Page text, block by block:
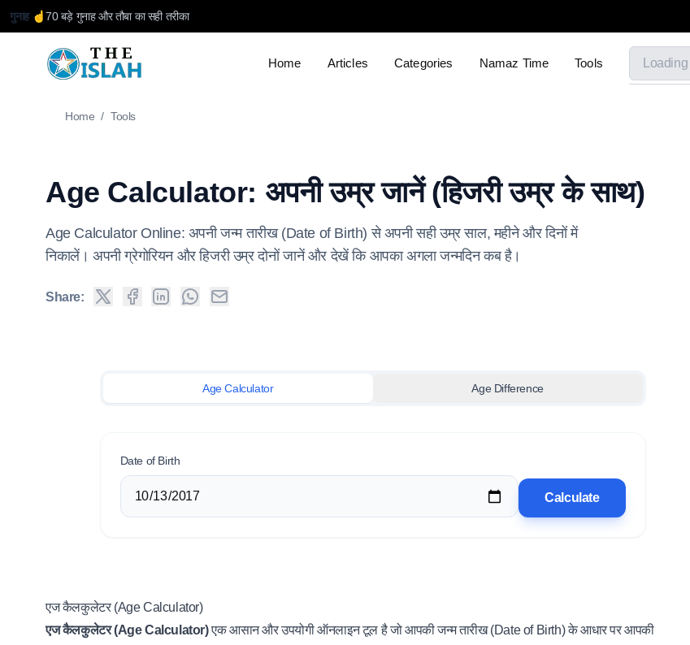
गुनाह ☝️70 बड़े गुनाह और तौबा का सही तरीका
Home Articles Categories Namaz Time Tools
Home / Tools
Age Calculator: अपनी उम्र जानें (हिजरी उम्र के साथ)
Age Calculator Online: अपनी जन्म तारीख (Date of Birth) से अपनी सही उम्र साल, महीने और दिनों में
निकालें। अपनी ग्रेगोरियन और हिजरी उम्र दोनों जानें और देखें कि आपका अगला जन्मदिन कब है।
Share:
Age Calculator Age Difference
Date of Birth
Calculate
एज कैलकुलेटर (Age Calculator)
एज कैलकुलेटर (Age Calculator)एक आसान और उपयोगी ऑनलाइन टूल है जो आपकी जन्म तारीख (Date of Birth) के आधार पर आपकी